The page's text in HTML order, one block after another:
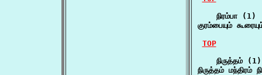
    நிரம்பா (1)
குரம்பையும்
TOP
    நிருத்தம் (1)
நிருத்தம்